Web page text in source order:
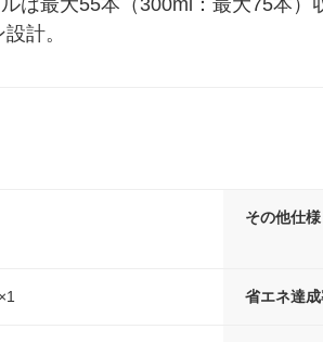
計。
その他仕様
省エネ達